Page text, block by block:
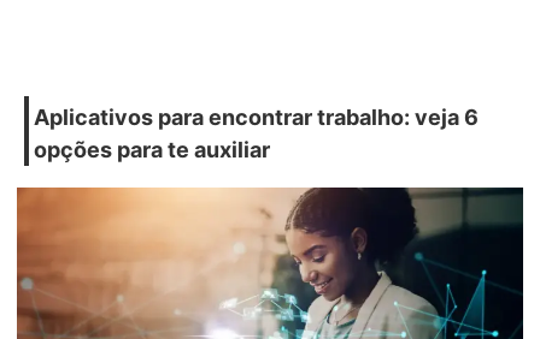
Aplicativos para encontrar trabalho: veja 6
opções para te auxiliar